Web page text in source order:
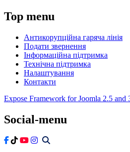
Top menu
Антикорупційна гаряча лінія
Подати звернення
Інформаційна підтримка
Технічна підтримка
Налаштування
Контакти
Expose Framework for Joomla 2.5 and
Social-menu